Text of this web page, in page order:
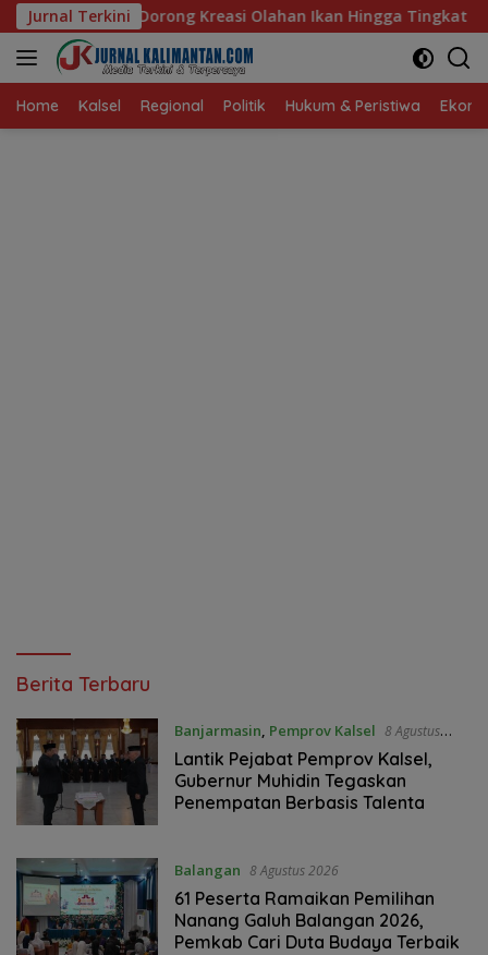
Langsung
ke
konten
Jurnal Terkini
Olahan Ikan Hingga Tingkat Nasional Pada Lomba Masak
Home Kalsel Regional Politik Hukum & Peristiwa
Jurnal
Berita Terbaru
Banjarmasin, Pemprov Kalsel 8 Agustus
2026
Lantik Pejabat Pemprov Kalsel,
Gubernur Muhidin Tegaskan
Penempatan Berbasis Talenta
Balangan 8 Agustus 2026
61 Peserta Ramaikan Pemilihan
Nanang Galuh Balangan 2026,
Pemkab Cari Duta Budaya Terbaik